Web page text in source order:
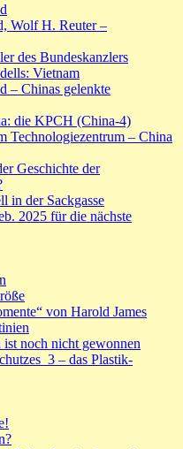
Wolf H. Reuter –
des Bundeskanzlers
Vietnam
– Chinas gelenkte
die KPCH (China-4)
Technologiezentrum – China
Geschichte der
in der Sackgasse
2025 für die nächste
von Harold James
noch nicht gewonnen
– das Plastik-